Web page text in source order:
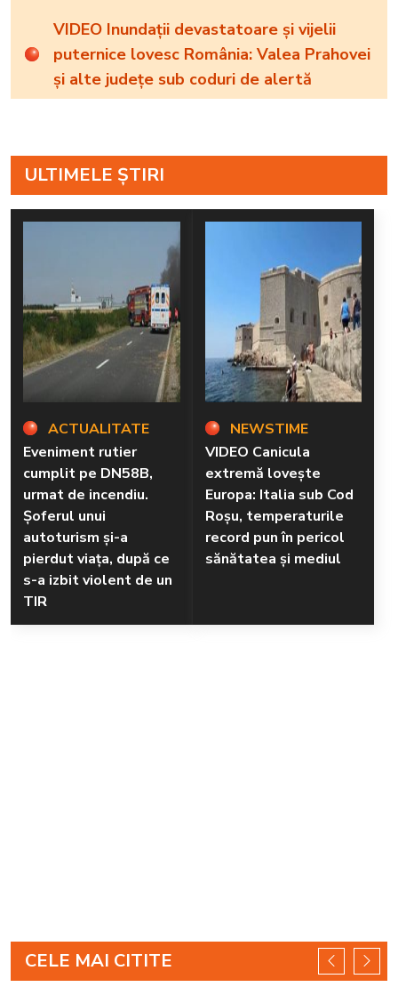
VIDEO Inundații devastatoare și vijelii
puternice lovesc România: Valea Prahovei
și alte județe sub coduri de alertă
ULTIMELE ȘTIRI
ACTUALITATE
Eveniment rutier
cumplit pe DN58B,
urmat de incendiu.
Șoferul unui
autoturism și-a
pierdut viața, după ce
s-a izbit violent de un
TIR
NEWSTIME
VIDEO Canicula
extremă lovește
Europa: Italia sub Cod
Roșu, temperaturile
record pun în pericol
sănătatea și mediul
CELE MAI CITITE